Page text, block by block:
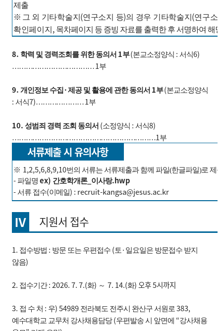
제출
※ 그 외 기타학술지 (연구소지 등)의 경우 기타학술지 (연구소
확인페이지 , 목차페이지 등 증빙 자료를 출력한 후 서명하여 해
8. 학력 및 경력조회를 위한 동의서 1부(본교소정양식 : 서식6)
……………………………… 1부
9. 개인정보 수집·제공 및 활용에 관한 동의서 1부(본교소정양식
: 서식7)…………………1부
10. 성범죄 경력 조회 동의서 (소정양식 : 서식8)
………………………………………………………1부
서류제출 시 유의사항
※ 1,2,5,6,8,9,10번의 서류는 서류제출과 함께 파일(한글파일)로 제
- 파일명 ex) 간호학개론_ 이사랑.hwp
-서류 접수(이메일) : recruit-kangsa@jesus.ac.kr
Ⅳ 지원서 접수
1. 접수방법 : 방문 또는 우편접수 (토· 일요일은 방문접수 받지
않음)
2. 접수기간: 2026. 7. 7.(화) ～ 7. 14.(화) 오후 5시까지
3. 접 수 처 : 우) 54989 전라북도 전주시 완산구 서원로 383,
예수대학교 교무처 강사채용담당(우편발송 시 앞면에 “강사채용